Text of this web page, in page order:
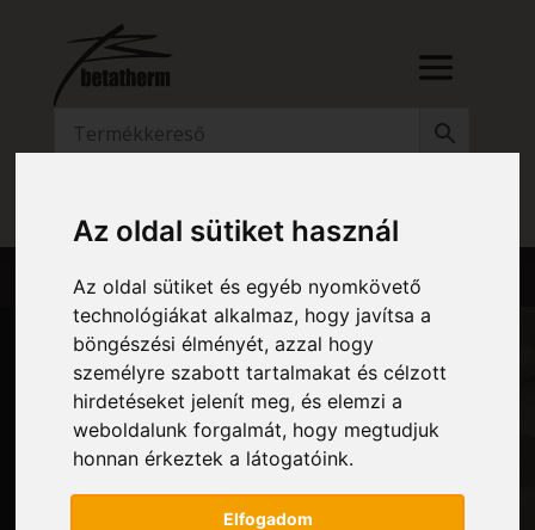
Az oldal sütiket használ
Az oldal sütiket és egyéb nyomkövető
technológiákat alkalmaz, hogy javítsa a
böngészési élményét, azzal hogy
személyre szabott tartalmakat és célzott
hirdetéseket jelenít meg, és elemzi a
weboldalunk forgalmát, hogy megtudjuk
honnan érkeztek a látogatóink.
Elfogadom
BP – PLAIN
FÜRDŐSZOBAI RADIÁTOR